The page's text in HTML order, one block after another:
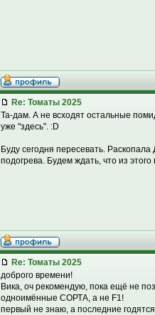
Re: Томаты 2025
Та-дам. А не всходят остальные
уже "здесь". :D
Буду сегодня пересевать.
подогрева. Будем ждать, что из
Re: Томаты 2025
доброго времени!
Вика, оч рекомендую, пока ещё не
одноимённые СОРТА, а не F1!
первый не знаю, а последние